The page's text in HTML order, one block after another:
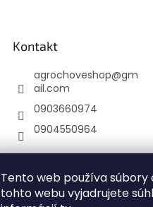
Tento web používa
tohto webu vyjadrujete
Kontakt
agrochoveshop@gm
ail.com
0903660974
0904550964